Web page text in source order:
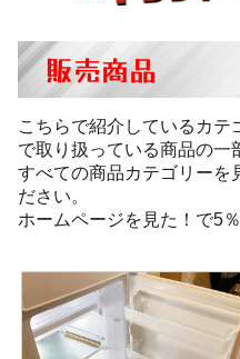
販売商品
こちらで紹介しているカテ
で取り扱っている商品の一
すべての商品カテゴリーを
ださい。
ホームページを見た！で5